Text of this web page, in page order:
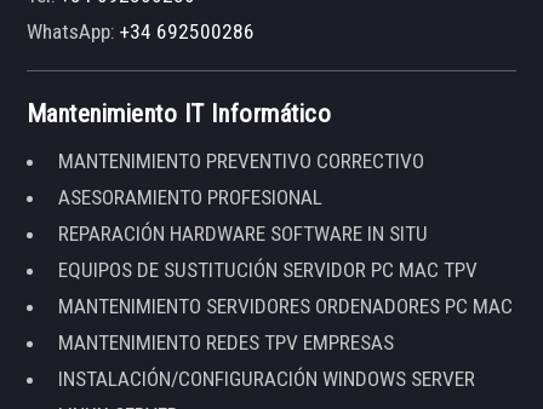
WhatsApp:+34 692500286
Mantenimiento IT Informático
MANTENIMIENTO PREVENTIVO CORRECTIVO
ASESORAMIENTO PROFESIONAL
REPARACIÓN HARDWARE SOFTWARE IN SITU
EQUIPOS DE SUSTITUCIÓN SERVIDOR PC MAC TPV
MANTENIMIENTO SERVIDORES ORDENADORES PC MAC
MANTENIMIENTO REDES TPV EMPRESAS
INSTALACIÓN/CONFIGURACIÓN WINDOWS SERVER